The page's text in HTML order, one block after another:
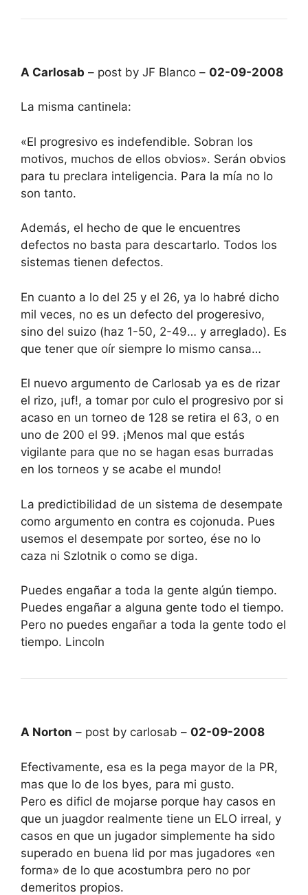
A Carlosab – post by JF Blanco – 02-09-2008
La misma cantinela:
«El progresivo es indefendible. Sobran los
motivos, muchos de ellos obvios». Serán obvios
para tu preclara inteligencia. Para la mía no lo
son tanto.
Además, el hecho de que le encuentres
defectos no basta para descartarlo. Todos los
sistemas tienen defectos.
En cuanto a lo del 25 y el 26, ya lo habré dicho
mil veces, no es un defecto del progeresivo,
sino del suizo (haz 1-50, 2-49… y arreglado). Es
que tener que oír siempre lo mismo cansa…
El nuevo argumento de Carlosab ya es de rizar
el rizo, ¡uf!, a tomar por culo el progresivo por si
acaso en un torneo de 128 se retira el 63, o en
uno de 200 el 99. ¡Menos mal que estás
vigilante para que no se hagan esas burradas
en los torneos y se acabe el mundo!
La predictibilidad de un sistema de desempate
como argumento en contra es cojonuda. Pues
usemos el desempate por sorteo, ése no lo
caza ni Szlotnik o como se diga.
Puedes engañar a toda la gente algún tiempo.
Puedes engañar a alguna gente todo el tiempo.
Pero no puedes engañar a toda la gente todo el
tiempo. Lincoln
A Norton – post by carlosab – 02-09-2008
Efectivamente, esa es la pega mayor de la PR,
mas que lo de los byes, para mi gusto.
Pero es dificl de mojarse porque hay casos en
que un juagdor realmente tiene un ELO irreal, y
casos en que un jugador simplemente ha sido
superado en buena lid por mas jugadores «en
forma» de lo que acostumbra pero no por
demeritos propios.